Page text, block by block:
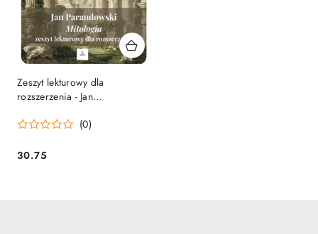
Zeszyt lekturowy dla
rozszerzenia - Jan
[ebook]
(0)
Cena:
30.75